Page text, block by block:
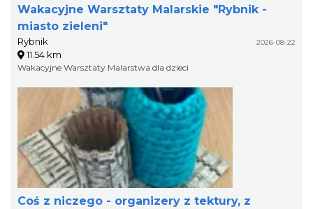
Wakacyjne Warsztaty Malarskie "Rybnik -
miasto zieleni"
Rybnik 2026-08-22
11.54 km
Wakacyjne Warsztaty Malarstwa dla dzieci
Coś z niczego - organizery z tektury, z